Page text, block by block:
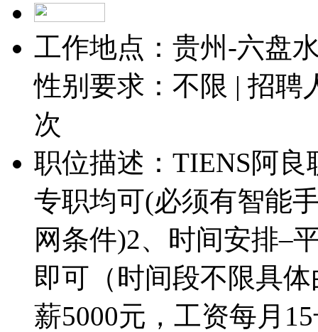
工作地点：贵州-六盘
性别要求：不限 | 招聘
次
职位描述：TIENS阿
专职均可(必须有智能
网条件)2、时间安排–
即可（时间段不限具
薪5000元，工资每月